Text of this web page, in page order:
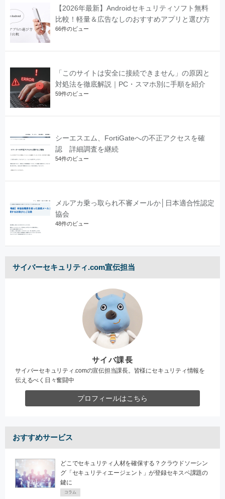
【2026年最新】Androidセキュリティソフト無料
比較！軽量＆広告なしのおすすめアプリと選び方
66件のビュー
「このサイトは安全に接続できません」の原因と
対処法を徹底解説｜PC・スマホ別に手順を紹介
59件のビュー
シーエスエム、FortiGateへの不正アクセスを確
認 詳細調査を継続
54件のビュー
メルアカ乗っ取られ不審メールか│日本適合性認定
協会
48件のビュー
サイバーセキュリティ.com宣伝担当
サイバ課長
サイバーセキュリティ.comの宣伝担当課長。皆様にセキュリティ情報を
伝えるべく日々奮闘中
プロフィールはこちら
おすすめサービス
どこでセキュリティ人材を確保する？クラウドソーシン
グ「セキュリティエージェント」が登録セキスペ課題の
鍵に
コラム